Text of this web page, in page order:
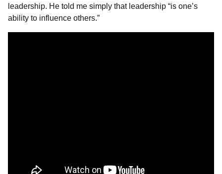
leadership. He told me simply that leadership “is one’s
ability to influence others.”